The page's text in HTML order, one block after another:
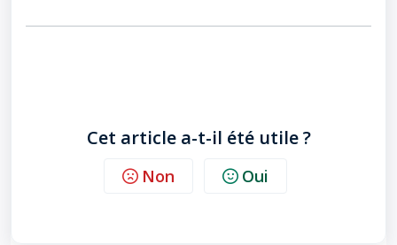
Cet article a-t-il été utile ?
Non Oui